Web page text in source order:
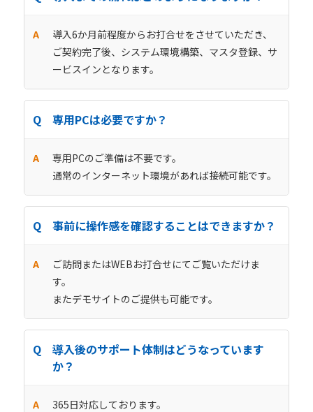
導入6か月前程度からお打合せをさせていただき、
ご契約完了後、システム環境構築、マスタ登録、サ
ービスインとなります。
専用PCは必要ですか？
専用PCのご準備は不要です。
通常のインターネット環境があれば接続可能です。
事前に操作感を確認することはできますか？
ご訪問またはWEBお打合せにてご覧いただけま
す。
またデモサイトのご提供も可能です。
導入後のサポート体制はどうなっています
か？
365日対応しております。